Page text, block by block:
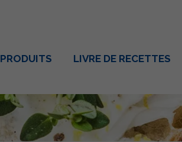
PRODUITS LIVRE DE RECETTES